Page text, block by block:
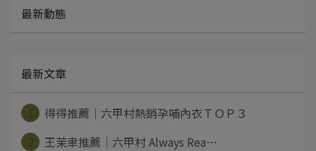
最新動態
最新文章
得得推薦｜六甲村熱銷孕哺內衣ＴＯＰ３
王茉聿推薦｜六甲村 Always Rea⋯